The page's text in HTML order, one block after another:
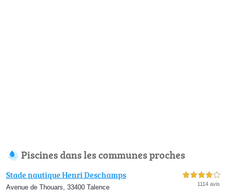
Piscines dans les communes proches
Stade nautique Henri Deschamps
Avenue de Thouars, 33400 Talence
4,0 étoiles sur 5
1114 avis